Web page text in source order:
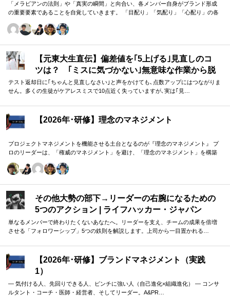
「メラビアンの法則」や「真実の瞬間」と向合い、各メンバー自身がブランド形成
の重要要素であることを自覚していきます。 「目配り」「気配り」「心配り」の各
について研究。 「マニュアル」「サービス」を理解・実践するのは当然。 「ホスピ
【元東大生直伝】偏差値を｢5上げる｣見直しのコ
ツは？ ｢ミスに気づかない｣無意味な作業から脱
却を…カギは試験"前"
テスト返却日に｢ちゃんと見直しなさい｣と声をかけても､点数アップにはつながりま
せん。多くの生徒がケアレスミスで10点近く失っていますが､実は｢見…
【2026年･研修】理念のマネジメント
プロジェクトマネジメントを機能させる土台となるのが『理念のマネジメント』 プ
ロのリーダーは、「権威のマネジメント」を避け、「理念のマネジメント」を構築
に尊重する文化を構築したいリーダーのための研修です。
その他大勢の部下→リーダーの右腕になるための
5つのアクション | ライフハッカー・ジャパン
単なるメンバーで終わりたくないあなたへ。リーダーを支え、チームの成果を倍増
させる「フォロワーシップ」5つの鉄則を解説します。上司から一目置かれる…
【2026年･研修】ブランドマネジメント（実践
1）
― 気付ける人、先回りできる人、ピンチに強い人（自己進化×組織進化） ― コンサ
ルタント・コーチ・医師・経営者、そしてリーダー。A&PR…